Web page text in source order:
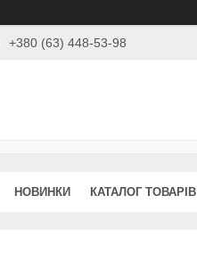
+380 (63) 448-53-98
НОВИНКИ КАТАЛОГ ТОВАРІВ